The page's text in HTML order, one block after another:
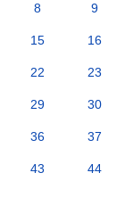
8 9
15 16
22 23
29 30
36 37
43 44